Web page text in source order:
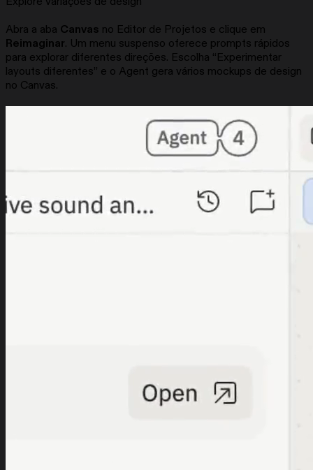
Abra a aba Canvas no Editor de Projetos e clique em
Reimaginar. Um menu suspenso oferece prompts rápidos
para explorar diferentes direções. Escolha “Experimentar
layouts diferentes” e o Agent gera vários mockups de design
no Canvas.